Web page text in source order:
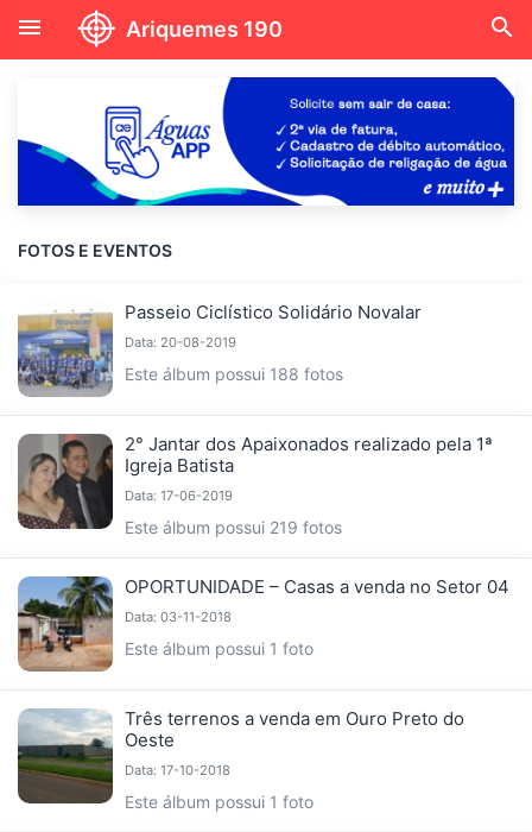
menu Ariquemes 190 search
FOTOS E EVENTOS
Passeio Ciclístico Solidário Novalar
Data: 20-08-2019
Este álbum possui 188 fotos
2° Jantar dos Apaixonados realizado pela 1ª
Igreja Batista
Data: 17-06-2019
Este álbum possui 219 fotos
OPORTUNIDADE – Casas a venda no Setor 04
Data: 03-11-2018
Este álbum possui 1 foto
Três terrenos a venda em Ouro Preto do
Oeste
Data: 17-10-2018
Este álbum possui 1 foto